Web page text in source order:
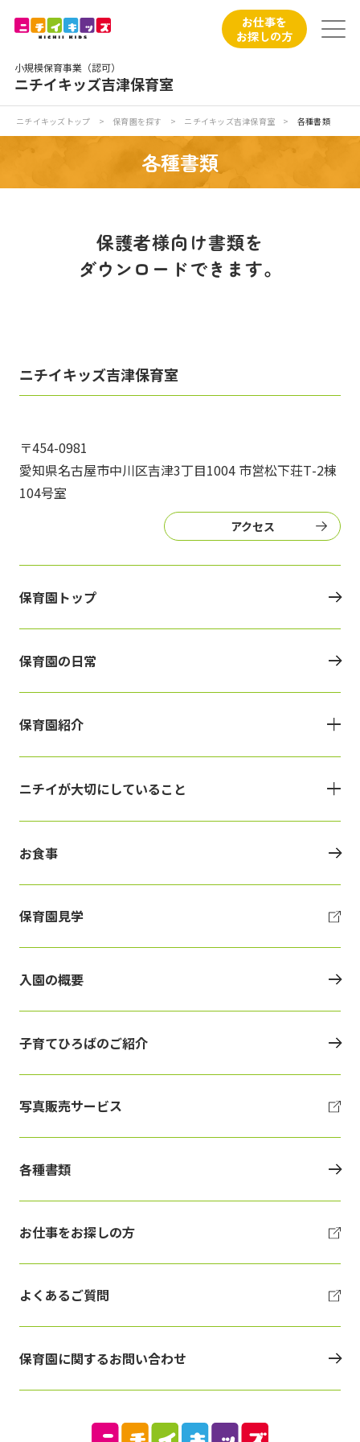
小規模保育事業（認可）
ニチイキッズ吉津保育室
お仕事を
お探しの方
お食事
写真販売サービス
よくあるご質問
保育園に関するお問い合わせ
プライバシーポリシー
ニチイキッズトップ > 保育園を探す > ニチイキッズ吉津保育室 > 各種書類
各種書類
保護者様向け書類を
ダウンロードできます。
ニチイキッズ吉津保育室
〒454-0981
愛知県名古屋市中川区吉津3丁目1004 市営松下荘Т-2棟
104号室
アクセス
保育園トップ
保育園の日常
保育園紹介
ニチイが大切にしていること
お食事
保育園見学
入園の概要
子育てひろばのご紹介
写真販売サービス
各種書類
お仕事をお探しの方
よくあるご質問
保育園に関するお問い合わせ